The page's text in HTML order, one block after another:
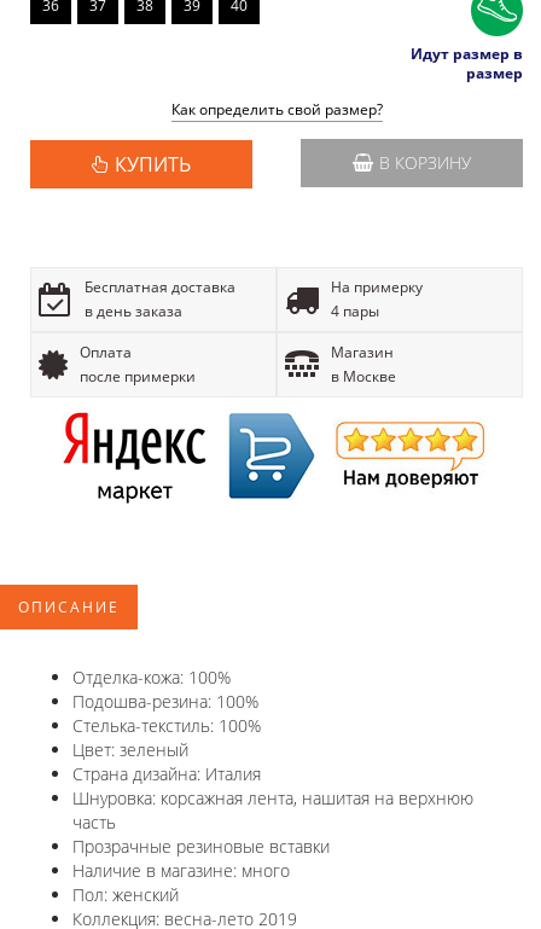
36 37 38 39 40
Идут размер в
размер
Как определить свой размер?
КУПИТЬ В КОРЗИНУ
Бесплатная доставка
в день заказа
На примерку
4 пары
Оплата
после примерки
Магазин
в Москве
ОПИСАНИЕ
Отделка-кожа: 100%
Подошва-резина: 100%
Стелька-текстиль: 100%
Цвет: зеленый
Страна дизайна: Италия
Шнуровка: корсажная лента, нашитая на верхнюю
часть
Прозрачные резиновые вставки
Наличие в магазине: много
Пол: женский
Коллекция: весна-лето 2019